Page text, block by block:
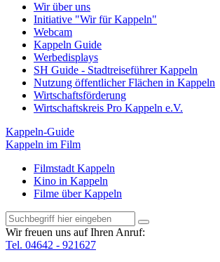
Wir über uns
Initiative "Wir für Kappeln"
Webcam
Kappeln Guide
Werbedisplays
SH Guide - Stadtreiseführer Kappeln
Nutzung öffentlicher Flächen in Kappeln
Wirtschaftsförderung
Wirtschaftskreis Pro Kappeln e.V.
Kappeln-Guide
Kappeln im Film
Filmstadt Kappeln
Kino in Kappeln
Filme über Kappeln
Wir freuen uns auf Ihren Anruf:
Tel. 04642 - 921627